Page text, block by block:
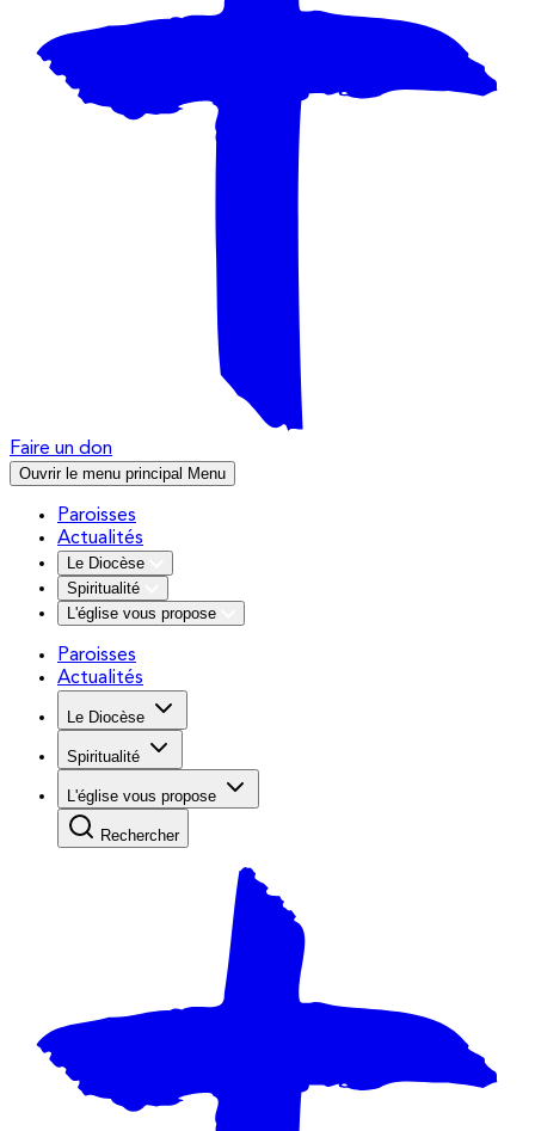
Faire un don
Ouvrir le menu principal Menu
Paroisses
Actualités
Le Diocèse
Spiritualité
L'église vous propose
Paroisses
Actualités
Le Diocèse
Spiritualité
L'église vous propose
Rechercher